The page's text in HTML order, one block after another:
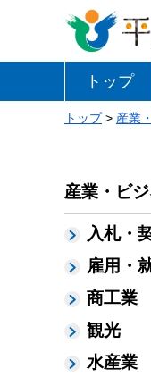
トップ
トップ> 産業
産業・ビ
入札・
雇用・
商工業
観光
水産業